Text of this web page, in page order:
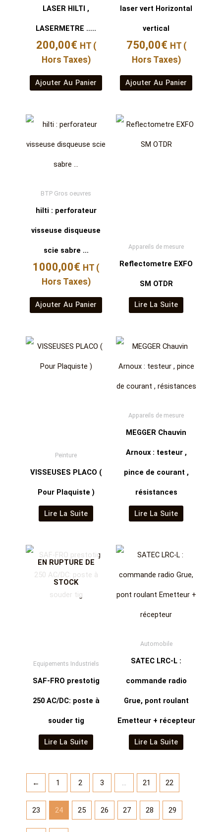
LASER HILTI ,
LASERMETRE …..
200,00€ HT (
Hors Taxes)
Ajouter Au Panier
laser vert Horizontal
vertical
750,00€ HT (
Hors Taxes)
Ajouter Au Panier
BTP Gros oeuvres
hilti : perforateur
visseuse disqueuse
scie sabre …
1000,00€ HT (
Hors Taxes)
Ajouter Au Panier
Appareils de mesure
Reflectometre EXFO
SM OTDR
Lire La Suite
Peinture
VISSEUSES PLACO (
Pour Plaquiste )
Lire La Suite
Appareils de mesure
MEGGER Chauvin
Arnoux : testeur ,
pince de courant ,
résistances
Lire La Suite
EN RUPTURE DE
STOCK
Equipements Industriels
SAF-FRO prestotig
250 AC/DC: poste à
souder tig
Lire La Suite
Automobile
SATEC LRC-L :
commande radio
Grue, pont roulant
Emetteur + récepteur
Lire La Suite
← 1 2 3 … 21 22
23 24 25 26 27 28 29